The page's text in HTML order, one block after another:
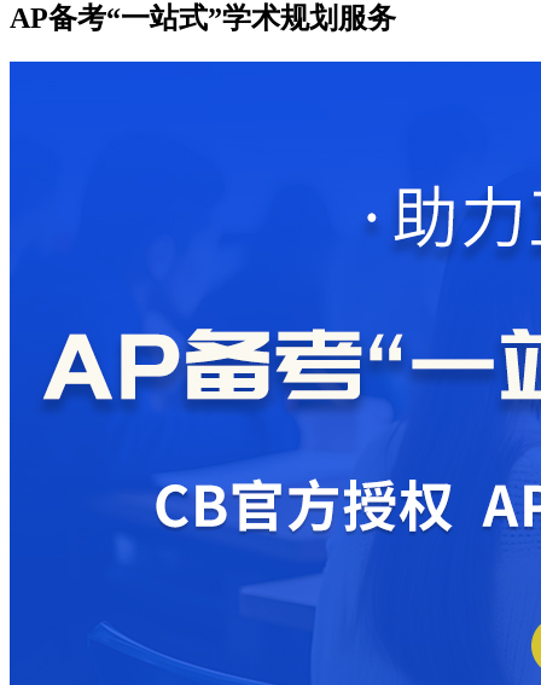
AP备考“一站式”学术规划服务